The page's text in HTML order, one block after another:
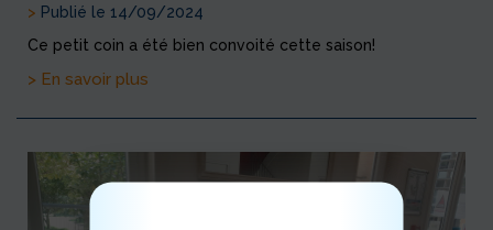
> Publié le 14/09/2024
Ce petit coin a été bien convoité cette saison!
> En savoir plus